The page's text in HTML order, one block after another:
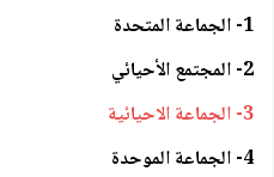
1- الجماعة المتحدة
2- المجتمع الأحيائي
3- الجماعة الاحيائية
4- الجماعة الموحدة